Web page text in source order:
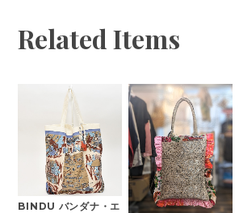
Related Items
BINDU バンダナ・エ